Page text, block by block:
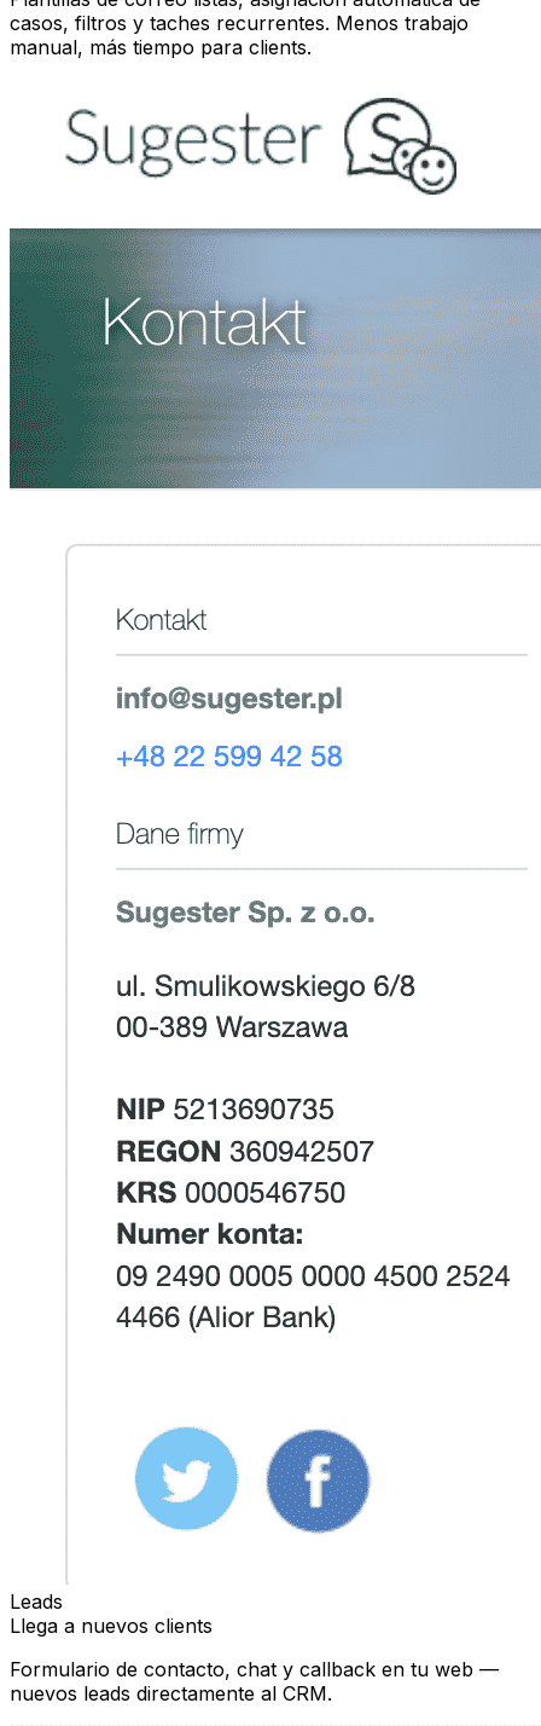
casos, filtros y taches recurrentes. Menos trabajo
manual, más tiempo para clients.
Leads
Llega a nuevos clients
Formulario de contacto, chat y callback en tu web —
nuevos leads directamente al CRM.